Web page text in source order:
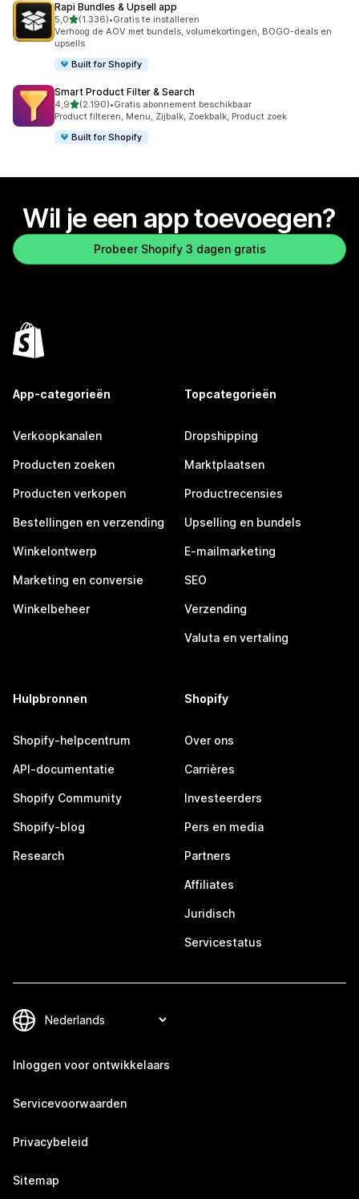
Rapi Bundles & Upsell app
5,0van 5 sterren
(1.336)
1336 recensies in totaal
•Gratis te installeren
Verhoog de AOV met bundels, volumekortingen, BOGO-deals en
upsells
Built for Shopify
Smart Product Filter & Search
4,9van 5 sterren
(2.190)
2190 recensies in totaal
•Gratis abonnement beschikbaar
Product filteren, Menu, Zijbalk, Zoekbalk, Product zoek
Built for Shopify
Wil je een app toevoegen?
Probeer Shopify 3 dagen gratis
App-categorieën
Verkoopkanalen
Producten zoeken
Producten verkopen
Bestellingen en verzending
Winkelontwerp
Marketing en conversie
Winkelbeheer
Topcategorieën
Dropshipping
Marktplaatsen
Productrecensies
Upselling en bundels
E-mailmarketing
SEO
Verzending
Valuta en vertaling
Hulpbronnen
Shopify-helpcentrum
API-documentatie
Shopify Community
Shopify-blog
Research
Shopify
Over ons
Carrières
Investeerders
Pers en media
Partners
Affiliates
Juridisch
Servicestatus
Inloggen voor ontwikkelaars
Servicevoorwaarden
Privacybeleid
Sitemap